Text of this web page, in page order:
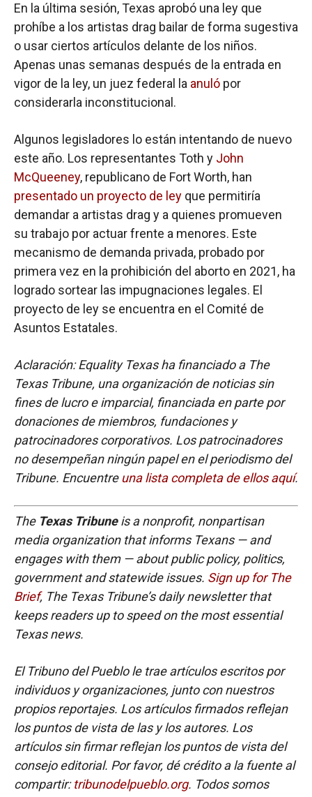
En la última sesión, Texas aprobó una ley que
prohíbe a los artistas drag bailar de forma sugestiva
o usar ciertos artículos delante de los niños.
Apenas unas semanas después de la entrada en
vigor de la ley, un juez federal la anuló por
considerarla inconstitucional.
Algunos legisladores lo están intentando de nuevo
este año. Los representantes Toth y John
McQueeney, republicano de Fort Worth, han
presentado un proyecto de ley que permitiría
demandar a artistas drag y a quienes promueven
su trabajo por actuar frente a menores. Este
mecanismo de demanda privada, probado por
primera vez en la prohibición del aborto en 2021, ha
logrado sortear las impugnaciones legales. El
proyecto de ley se encuentra en el Comité de
Asuntos Estatales.
Aclaración: Equality Texas ha financiado a The
Texas Tribune, una organización de noticias sin
fines de lucro e imparcial, financiada en parte por
donaciones de miembros, fundaciones y
patrocinadores corporativos. Los patrocinadores
no desempeñan ningún papel en el periodismo del
Tribune. Encuentreuna lista completa de ellos aquí.
The Texas Tribuneis a nonprofit, nonpartisan
media organization that informs Texans — and
engages with them — about public policy, politics,
government and statewide issues. Sign up for The
Brief, The Texas Tribune’s daily newsletter that
keeps readers up to speed on the most essential
Texas news.
El Tribuno del Pueblo le trae artículos escritos por
individuos y organizaciones, junto con nuestros
propios reportajes. Los artículos firmados reflejan
los puntos de vista de las y los autores. Los
artículos sin firmar reflejan los puntos de vista del
consejo editorial. Por favor, dé crédito a la fuente al
compartir:tribunodelpueblo.org. Todos somos